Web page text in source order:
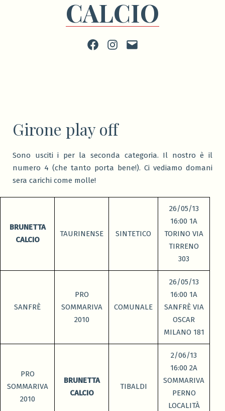
CALCIO
FacebookInstagram
scrivi
Girone play off
Sono usciti i per la seconda categoria. Il nostro è il
numero 4 (che tanto porta bene!). Ci vediamo domani
sera carichi come molle!
BRUNETTA
CALCIO
TAURINENSE SINTETICO
26/05/13
16:00 1A
TORINO VIA
TIRRENO
303
SANFRÈ
PRO
SOMMARIVA
2010
COMUNALE
26/05/13
16:00 1A
SANFRÈ VIA
OSCAR
MILANO 181
PRO
SOMMARIVA
2010
BRUNETTA
CALCIO
TIBALDI
2/06/13
16:00 2A
SOMMARIVA
PERNO
LOCALITÀ